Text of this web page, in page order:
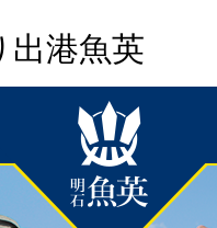
出港魚英